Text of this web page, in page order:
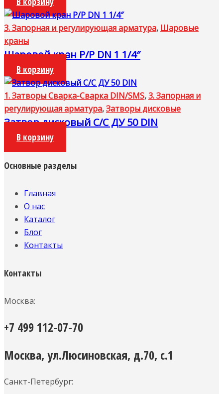
3. Запорная и регулирующая арматура, Шаровые
краны
Шаровой кран Р/Р DN 1 1/4″
В корзину
1. Затворы Сварка-Сварка DIN/SMS,3. Запорная и
регулирующая арматура,Затворы дисковые
Затвор дисковый С/С ДУ 50 DIN
В корзину
Основные разделы
Главная
О нас
Каталог
Блог
Контакты
Контакты
Москва:
+7 499 112-07-70
Москва, ул.Люсиновская, д.70, с.1
Санкт-Петербург: